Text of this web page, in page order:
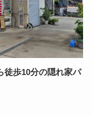
歩10分の隠れ家パ